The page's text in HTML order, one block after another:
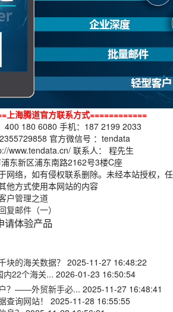
海腾道官方联系方式============
400 180 6080 手机：187 2199 2033
官方微信号 ：tendata
www.tendata.cn/ 联系人： 程先生
东新区浦东南路2162号3楼C座
网络，如有侵权联系删除。未经本站授权，任
他方式使用本网站的内容
户管理之道
复邮件（一）
请体验产品
块的海关数据？ 2025-11-27 16:48:22
内22个海关... 2026-01-23 16:50:54
？——外贸新手必... 2025-11-27 16:48:41
询网站！
2025-11-28 16:55:55